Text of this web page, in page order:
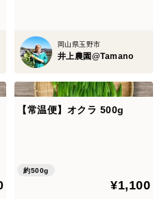
岡山県玉野市
井上農園@Tamano
【常温便】オクラ 500g
約500g
¥1,100